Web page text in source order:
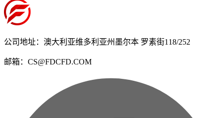
公司地址：澳大利亚维多利亚州墨尔本 罗素街118/252
邮箱：CS@FDCFD.COM